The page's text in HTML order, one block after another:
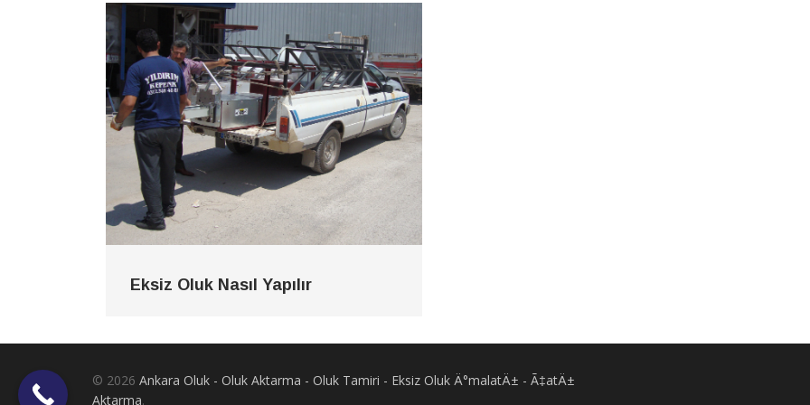
Eksiz Oluk Nasıl Yapılır
© 2026 Ankara Oluk - Oluk Aktarma - Oluk Tamiri - Eksiz Oluk Ä°malatÄ± - Ã‡atÄ±
Aktarma.